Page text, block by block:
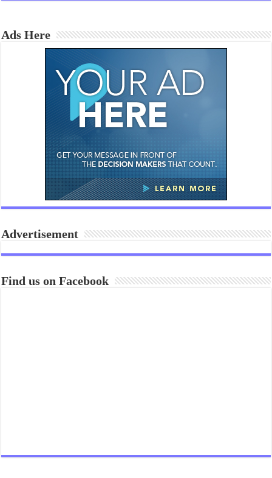
Ads Here
Advertisement
Find us on Facebook